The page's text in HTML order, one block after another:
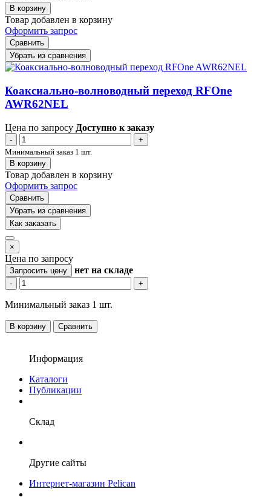
В корзину
Товар добавлен в корзину
Оформить запрос
Сравнить
Убрать из сравнения
Коаксиально-волноводный переход RFOne
AWR62NEL
Цена по запросу Доступно к заказу
-
+
Минимальный заказ 1 шт.
В корзину
Товар добавлен в корзину
Оформить запрос
Сравнить
Убрать из сравнения
Как заказать
×
Цена по запросу
Запросить цену нет на складе
- +
Минимальный заказ 1 шт.
В корзину Сравнить
Информация
Каталоги
Публикации
Склад
Другие сайты
Интернет-магазин Pelican